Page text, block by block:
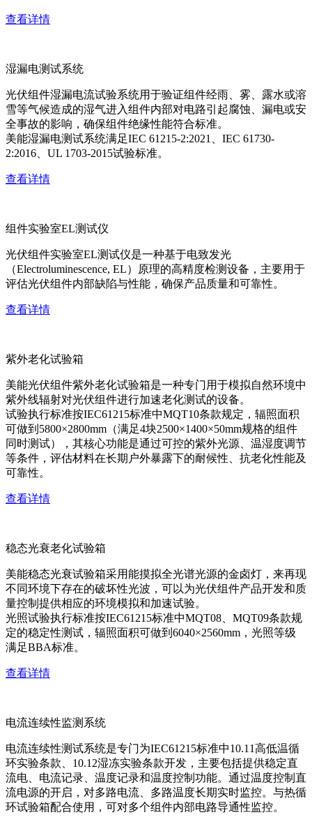
查看详情
湿漏电测试系统
光伏组件湿漏电流试验系统用于验证组件经雨、雾、露水或溶
雪等气候造成的湿气进入组件内部对电路引起腐蚀、漏电或安
全事故的影响，确保组件绝缘性能符合标准。
美能湿漏电测试系统满足IEC 61215-2:2021、IEC 61730-
2:2016、UL 1703-2015试验标准。
查看详情
组件实验室EL测试仪
光伏组件实验室EL测试仪是一种基于电致发光
（Electroluminescence, EL）原理的高精度检测设备，主要用于
评估光伏组件内部缺陷与性能，确保产品质量和可靠性。
查看详情
紫外老化试验箱
美能光伏组件紫外老化试验箱是一种专门用于模拟自然环境中
紫外线辐射对光伏组件进行加速老化测试的设备。
试验执行标准按IEC61215标准中MQT10条款规定，辐照面积
可做到5800×2800mm（满足4块2500×1400×50mm规格的组件
同时测试），其核心功能是通过可控的紫外光源、温湿度调节
等条件，评估材料在长期户外暴露下的耐候性、抗老化性能及
可靠性。
查看详情
稳态光衰老化试验箱
美能稳态光衰试验箱采用能摸拟全光谱光源的金卤灯，来再现
不同环境下存在的破坏性光波，可以为光伏组件产品开发和质
量控制提供相应的环境模拟和加速试验。
光照试验执行标准按IEC61215标准中MQT08、MQT09条款规
定的稳定性测试，辐照面积可做到6040×2560mm，光照等级
满足BBA标准。
查看详情
电流连续性监测系统
电流连续性测试系统是专门为IEC61215标准中10.11高低温循
环实验条款、10.12湿冻实验条款开发，主要包括提供稳定直
流电、电流记录、温度记录和温度控制功能。通过温度控制直
流电源的开启，对多路电流、多路温度长期实时监控。与热循
环试验箱配合使用，可对多个组件内部电路导通性监控。